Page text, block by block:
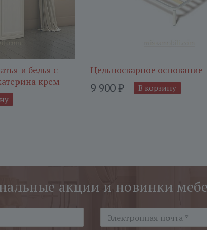
и белья с
крем
Цельносварное оcнование
9 900₽ В корзину
акции и новинки